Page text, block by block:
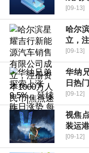
[09-13]
哈尔
立，
[09-13]
华纳
日热门
[09-12]
视焦
装运港
[09-12]